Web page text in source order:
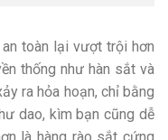
toàn lại vượt trội hơn
thống như hàn sắt và
ra hỏa hoạn, chỉ bằng
dao, kìm bạn cũng dễ